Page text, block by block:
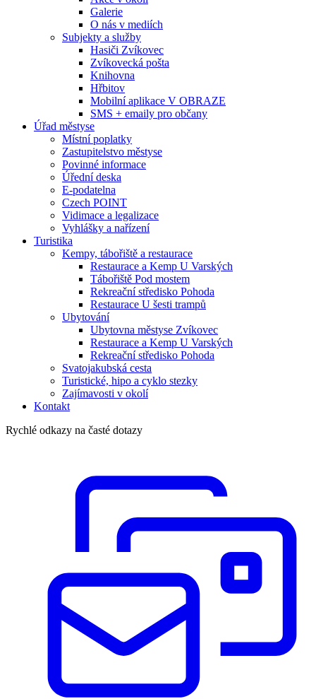
Galerie
O nás v mediích
Subjekty a služby
Hasiči Zvíkovec
Zvíkovecká pošta
Knihovna
Hřbitov
Mobilní aplikace V OBRAZE
SMS + emaily pro občany
Úřad městyse
Místní poplatky
Zastupitelstvo městyse
Povinné informace
Úřední deska
E-podatelna
Czech POINT
Vidimace a legalizace
Vyhlášky a nařízení
Turistika
Kempy, tábořiště a restaurace
Restaurace a Kemp U Varských
Tábořiště Pod mostem
Rekreační středisko Pohoda
Restaurace U šesti trampů
Ubytování
Ubytovna městyse Zvíkovec
Restaurace a Kemp U Varských
Rekreační středisko Pohoda
Svatojakubská cesta
Turistické, hipo a cyklo stezky
Zajímavosti v okolí
Kontakt
Rychlé odkazy na časté dotazy